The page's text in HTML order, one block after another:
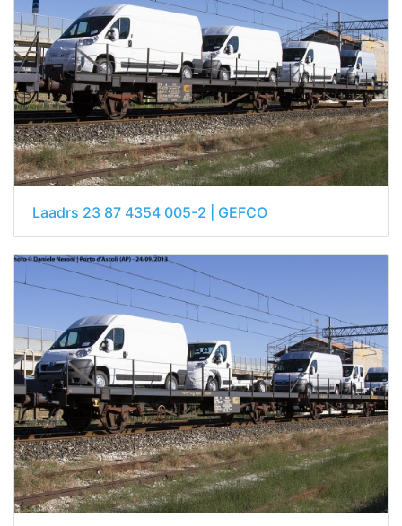
Laadrs 23 87 4354 005-2 | GEFCO